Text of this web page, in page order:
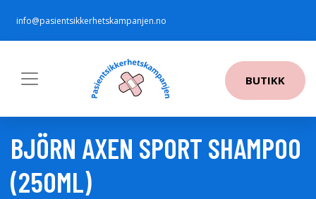
info@pasientsikkerhetskampanjen.no
BUTIKK
BJÖRN AXEN SPORT SHAMPOO
(250ML)